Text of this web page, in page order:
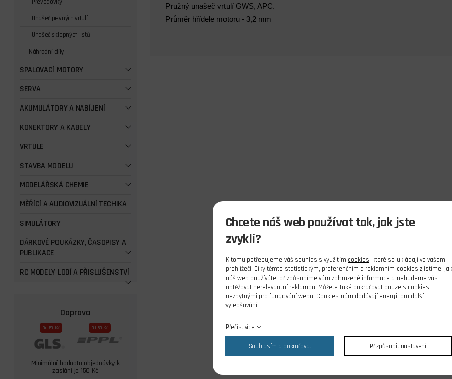
Unašeč pevných vrtulí
Unašeč sklopných listů
Náhradní díly
SPALOVACÍ MOTORY
SERVA
AKUMULÁTORY A NABÍJENÍ
KONEKTORY A KABELY
VRTULE
STAVBA MODELU
MODELÁŘSKÁ CHEMIE
MĚŘÍCÍ A AUDIOVIZUÁLNÍ TECHIKA
SIMULÁTORY
DÁRKOVÉ POUKÁZKY, ČASOPISY A
PUBLIKACE
RC MODELY LODÍ A PŘISLUŠENSTVÍ
Doprava
Od 59 Kč Od 69 Kč
Minimální hodnota objednávky k
zaslání je 150 Kč
Pružný unašeč vrtulí GWS, APC.
Průměr hřídele motoru - 3,2 mm
Chcete náš web používat tak, jak jste
zvyklí?
K tomu potřebujeme váš souhlas s využitím cookies, které se ukládají ve vašem
prohlížeči. Díky těmto statistickým, preferenčním a reklamním cookies zjistíme, jak
náš web používáte, přizpůsobíme vám zobrazené informace a nebudeme vás
obtěžovat nerelevantní reklamou. Můžete také pokračovat pouze s cookies
nezbytnými pro fungování webu. Cookies nám dodávají energii pro další
vylepšování.
Přečíst více
Souhlasím a pokračovat Přizpůsobit nastavení